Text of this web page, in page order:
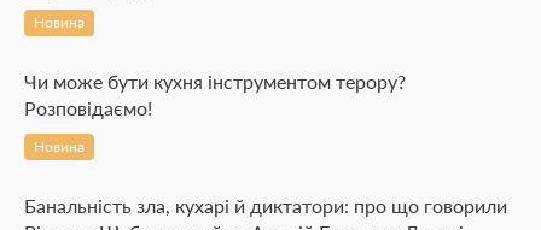
Новина
Чи може бути кухня інструментом терору?
Розповідаємо!
Новина
Банальність зла, кухарі й диктатори: про що говорили